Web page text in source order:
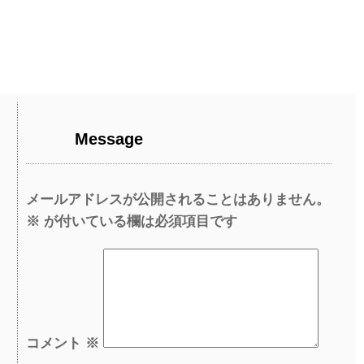
Message
メールアドレスが公開されることはありません。
※ が付いている欄は必須項目です
コメント ※